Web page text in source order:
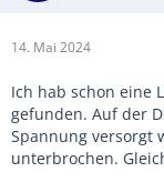
14. Mai 2024
Ich hab schon eine
gefunden. Auf der
Spannung versorgt
unterbrochen.